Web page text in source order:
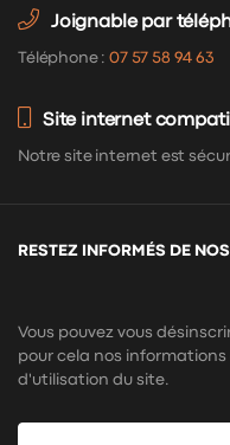
Joignable par
Téléphone :07 57 58 94 63
Site internet
Notre site internet est
RESTEZ INFORMÉS DE
Vous pouvez vous
pour cela nos
d'utilisation du site.